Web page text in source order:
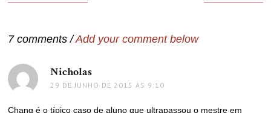
de
7 comments /Add your comment below
Nicholas
29 DE JUNHO DE 2015 ÀS 9:10
Chang é o típico caso de aluno que ultrapassou o mestre em